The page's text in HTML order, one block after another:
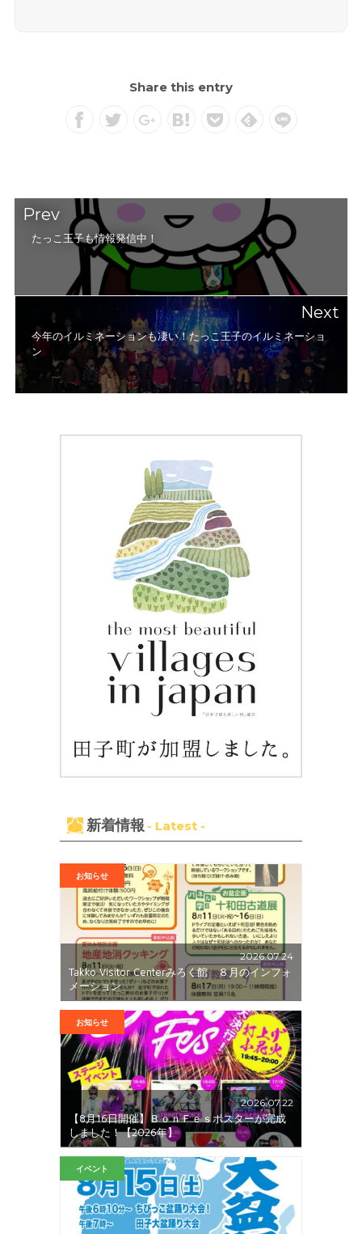
Share this entry
Prev
たっこ王子も情報発信中！
Next
今年のイルミネーションも凄い！たっこ王子のイルミネーショ
ン
新着情報 - Latest -
お知らせ
2026.07.24
Takko Visitor Centerみろく館 ８月のインフォ
メーション
お知らせ
2026.07.22
【8月16日開催】ＢｏｎＦｅｓポスターが完成
しました！【2026年】
イベント